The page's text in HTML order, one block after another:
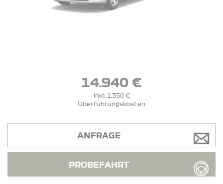
14.940 €
inkl. 1.350 €
Überführungskosten
ANFRAGE
PROBEFAHRT